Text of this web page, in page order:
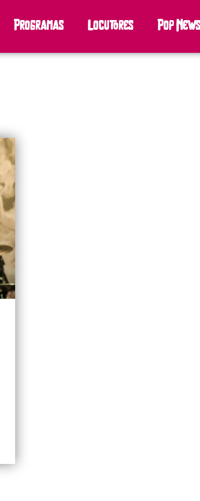
Programas Locutores Pop News